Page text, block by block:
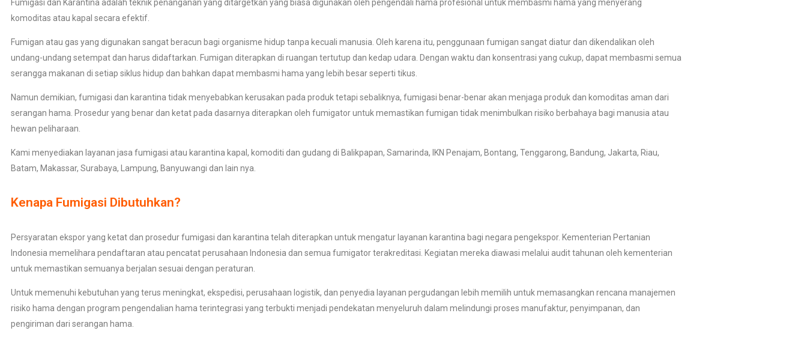
Fumigasi dan Karantina adalah teknik penanganan yang ditargetkan yang biasa digunakan oleh pengendali hama profesional untuk membasmi hama yang menyerang
komoditas atau kapal secara efektif.
Fumigan atau gas yang digunakan sangat beracun bagi organisme hidup tanpa kecuali manusia. Oleh karena itu, penggunaan fumigan sangat diatur dan dikendalikan oleh
undang-undang setempat dan harus didaftarkan. Fumigan diterapkan di ruangan tertutup dan kedap udara. Dengan waktu dan konsentrasi yang cukup, dapat membasmi semua
serangga makanan di setiap siklus hidup dan bahkan dapat membasmi hama yang lebih besar seperti tikus.
Namun demikian, fumigasi dan karantina tidak menyebabkan kerusakan pada produk tetapi sebaliknya, fumigasi benar-benar akan menjaga produk dan komoditas aman dari
serangan hama. Prosedur yang benar dan ketat pada dasarnya diterapkan oleh fumigator untuk memastikan fumigan tidak menimbulkan risiko berbahaya bagi manusia atau
hewan peliharaan.
Kami menyediakan layanan jasa fumigasi atau karantina kapal, komoditi dan gudang di Balikpapan, Samarinda, IKN Penajam, Bontang, Tenggarong, Bandung, Jakarta, Riau,
Batam, Makassar, Surabaya, Lampung, Banyuwangi dan lain nya.
Kenapa Fumigasi Dibutuhkan?
Persyaratan ekspor yang ketat dan prosedur fumigasi dan karantina telah diterapkan untuk mengatur layanan karantina bagi negara pengekspor. Kementerian Pertanian
Indonesia memelihara pendaftaran atau pencatat perusahaan Indonesia dan semua fumigator terakreditasi. Kegiatan mereka diawasi melalui audit tahunan oleh kementerian
untuk memastikan semuanya berjalan sesuai dengan peraturan.
Untuk memenuhi kebutuhan yang terus meningkat, ekspedisi, perusahaan logistik, dan penyedia layanan pergudangan lebih memilih untuk memasangkan rencana manajemen
risiko hama dengan program pengendalian hama terintegrasi yang terbukti menjadi pendekatan menyeluruh dalam melindungi proses manufaktur, penyimpanan, dan
pengiriman dari serangan hama.